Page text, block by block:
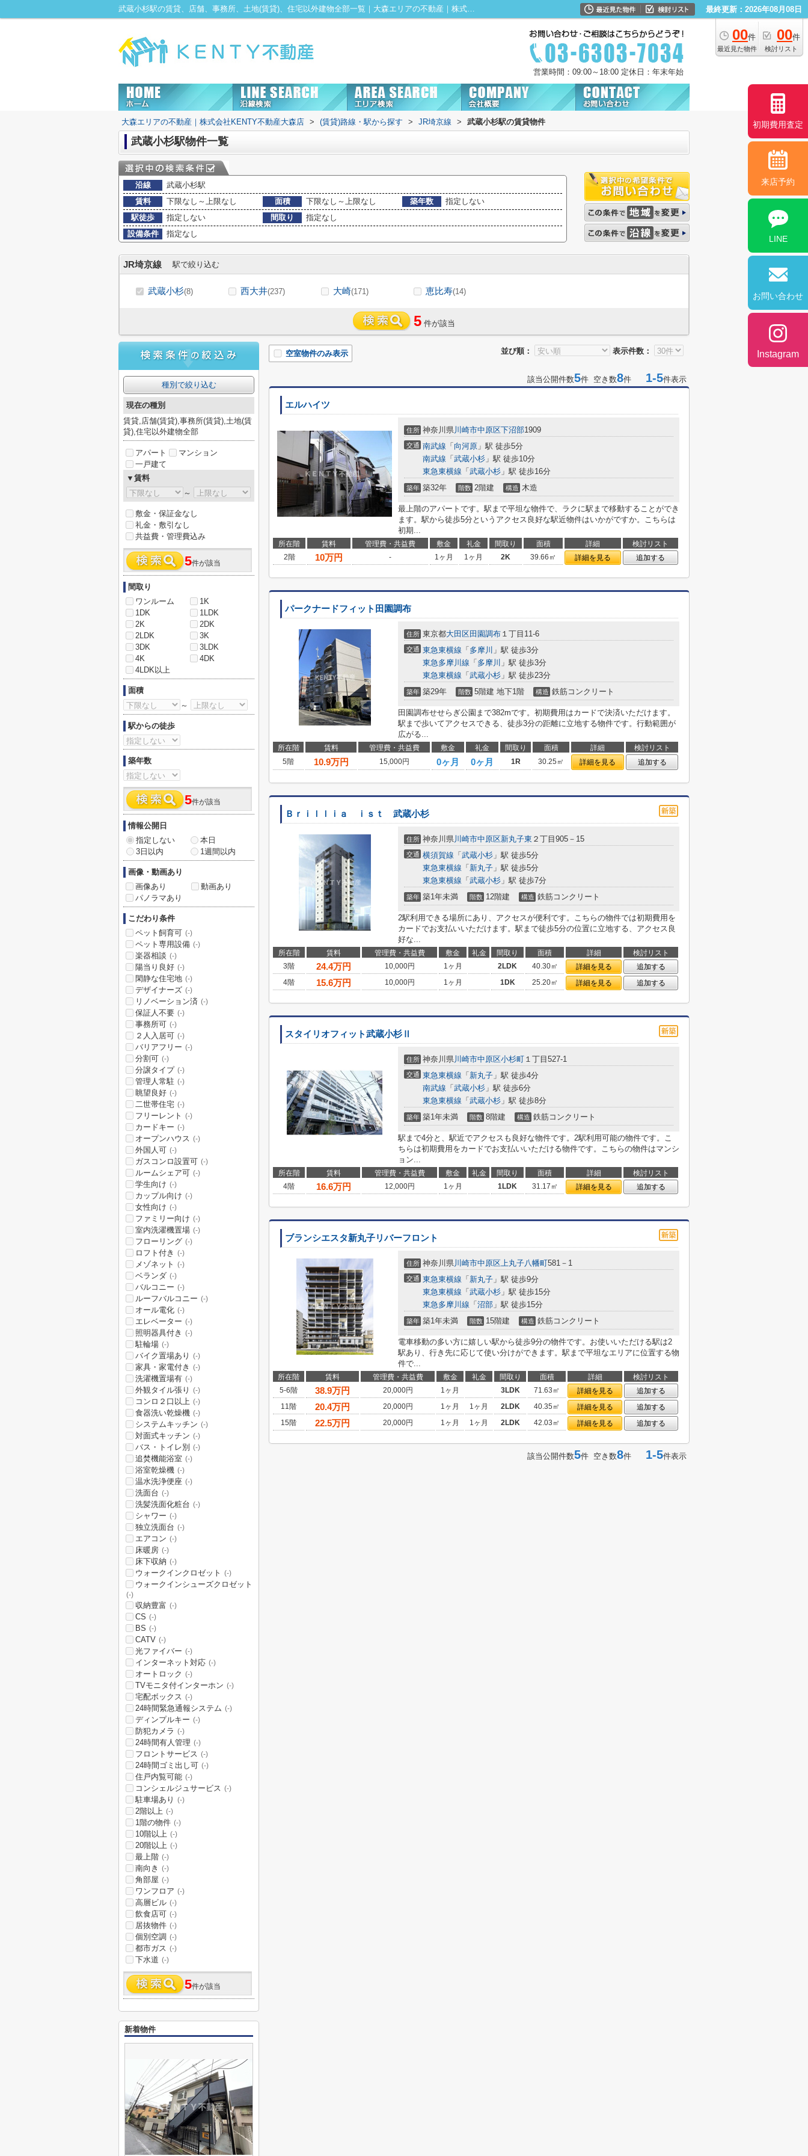
武蔵小杉駅の賃貸、店舗、事務所、土地(賃貸)、住宅以外建物全部一覧｜大森エリアの不動産｜株式会社KENTY不動産大森店にお任せ！ 最終更新：2026年08月08日
00件
最近見た物件
00件
検討リスト
営業時間：09:00～18:00 定休日：年末年始
大森エリアの不動産｜株式会社KENTY不動産大森店 > (賃貸)路線・駅から探す > JR埼京線 > 武蔵小杉駅の賃貸物件
武蔵小杉駅物件一覧
沿線
武蔵小杉駅
賃料
下限なし～上限なし 面積 下限なし～上限なし 築年数
指定しない
駅徒歩
指定しない 間取り
指定なし
設備条件
指定なし
JR埼京線 駅で絞り込む
武蔵小杉(8) 西大井(237) 大崎(171) 恵比寿(14)
5 件が該当
並び順： 表示件数：
空室物件のみ表示
該当公開件数5件 空き数8件 1-5件表示
エルハイツ
住所 神奈川県川崎市中原区下沼部1909
交通 南武線 「 向河原 」駅 徒歩5分
南武線 「 武蔵小杉 」駅 徒歩10分
東急東横線 「 武蔵小杉 」駅 徒歩16分
築年 築32年 階数 2階建 構造 木造
最上階のアパートです。駅まで平坦な物件で、ラクに駅まで移動することができ
ます。駅から徒歩5分というアクセス良好な駅近物件はいかがですか。こちらは
初期...
所在階 賃料 管理費・共益費 敷金 礼金 間取り 面積 詳細
検討リスト
2階
10万円 - 1ヶ月 1ヶ月 2K 39.66㎡ 詳細を見る 追加する
パークナードフィット田園調布
住所 東京都大田区田園調布 １丁目11-6
交通 東急東横線 「 多摩川 」駅 徒歩3分
東急多摩川線 「 多摩川 」駅 徒歩3分
東急東横線 「 武蔵小杉 」駅 徒歩23分
築年 築29年 階数 5階建 地下1階 構造 鉄筋コンクリート
田園調布せせらぎ公園まで382mです。初期費用はカードで決済いただけます。
駅まで歩いてアクセスできる、徒歩3分の距離に立地する物件です。行動範囲が
広がる...
所在階 賃料 管理費・共益費 敷金 礼金 間取り 面積 詳細
検討リスト
5階
10.9万円 15,000円 0ヶ月 0ヶ月 1R 30.25㎡ 詳細を見る 追加する
Ｂｒｉｌｌｉａ ｉｓｔ 武蔵小杉
住所 神奈川県川崎市中原区新丸子東 ２丁目905－15
交通 横須賀線 「 武蔵小杉 」駅 徒歩5分
東急東横線 「 新丸子 」駅 徒歩5分
東急東横線 「 武蔵小杉 」駅 徒歩7分
築年 築1年未満 階数 12階建 構造 鉄筋コンクリート
2駅利用できる場所にあり、アクセスが便利です。こちらの物件では初期費用を
カードでお支払いいただけます。駅まで徒歩5分の位置に立地する、アクセス良
好な...
所在階 賃料 管理費・共益費 敷金 礼金 間取り 面積 詳細
検討リスト
3階
24.4万円 10,000円 1ヶ月 2LDK 40.30㎡ 詳細を見る
追加する
4階
15.6万円 10,000円 1ヶ月 1DK 25.20㎡ 詳細を見る 追加する
スタイリオフィット武蔵小杉Ⅱ
住所 神奈川県川崎市中原区小杉町 １丁目527-1
交通 東急東横線 「 新丸子 」駅 徒歩4分
南武線 「 武蔵小杉 」駅 徒歩6分
東急東横線 「 武蔵小杉 」駅 徒歩8分
築年 築1年未満 階数 8階建 構造 鉄筋コンクリート
駅まで4分と、駅近でアクセスも良好な物件です。2駅利用可能の物件です。こ
ちらは初期費用をカードでお支払いいただける物件です。こちらの物件はマンシ
ョン...
所在階 賃料 管理費・共益費 敷金 礼金 間取り 面積 詳細
検討リスト
4階
16.6万円 12,000円 1ヶ月 1LDK 31.17㎡ 詳細を見る 追加する
ブランシエスタ新丸子リバーフロント
住所 神奈川県川崎市中原区上丸子八幡町581－1
交通 東急東横線 「 新丸子 」駅 徒歩9分
東急東横線 「 武蔵小杉 」駅 徒歩15分
東急多摩川線 「 沼部 」駅 徒歩15分
築年 築1年未満 階数 15階建 構造 鉄筋コンクリート
電車移動の多い方に嬉しい駅から徒歩9分の物件です。お使いいただける駅は2
駅あり、行き先に応じて使い分けができます。駅まで平坦なエリアに位置する物
件で...
所在階 賃料 管理費・共益費 敷金 礼金 間取り 面積 詳細
検討リスト
5-6階
38.9万円 20,000円 1ヶ月 3LDK 71.63㎡ 詳細を見る
追加する
11階
20.4万円 20,000円 1ヶ月 1ヶ月 2LDK 40.35㎡ 詳細を見る
追加する
15階
22.5万円 20,000円 1ヶ月 1ヶ月 2LDK 42.03㎡ 詳細を見る 追加する
該当公開件数5件 空き数8件 1-5件表示
種別で絞り込む
現在の種別
賃貸,店舗(賃貸),事務所(賃貸),土地(賃
貸),住宅以外建物全部
アパート
マンション
一戸建て
▼賃料
～
敷金・保証金なし
礼金・敷引なし
共益費・管理費込み
5件が該当
間取り
ワンルーム
1K
1DK
1LDK
2K
2DK
2LDK
3K
3DK
3LDK
4K
4DK
4LDK以上
面積
～
駅からの徒歩
築年数
5件が該当
情報公開日
指定しない
本日
3日以内
1週間以内
画像・動画あり
画像あり
動画あり
パノラマあり
こだわり条件
ペット飼育可 (-)
ペット専用設備 (-)
楽器相談 (-)
陽当り良好 (-)
閑静な住宅地 (-)
デザイナーズ (-)
リノベーション済 (-)
保証人不要 (-)
事務所可 (-)
２人入居可 (-)
バリアフリー (-)
分割可 (-)
分譲タイプ (-)
管理人常駐 (-)
眺望良好 (-)
二世帯住宅 (-)
フリーレント (-)
カードキー (-)
オープンハウス (-)
外国人可 (-)
ガスコンロ設置可 (-)
ルームシェア可 (-)
学生向け (-)
カップル向け (-)
女性向け (-)
ファミリー向け (-)
室内洗濯機置場 (-)
フローリング (-)
ロフト付き (-)
メゾネット (-)
ベランダ (-)
バルコニー (-)
ルーフバルコニー (-)
オール電化 (-)
エレベーター (-)
照明器具付き (-)
駐輪場 (-)
バイク置場あり (-)
家具・家電付き (-)
洗濯機置場有 (-)
外観タイル張り (-)
コンロ２口以上 (-)
食器洗い乾燥機 (-)
システムキッチン (-)
対面式キッチン (-)
バス・トイレ別 (-)
追焚機能浴室 (-)
浴室乾燥機 (-)
温水洗浄便座 (-)
洗面台 (-)
洗髪洗面化粧台 (-)
シャワー (-)
独立洗面台 (-)
エアコン (-)
床暖房 (-)
床下収納 (-)
ウォークインクロゼット (-)
ウォークインシューズクロゼット
(-)
収納豊富 (-)
CS (-)
BS (-)
CATV (-)
光ファイバー (-)
インターネット対応 (-)
オートロック (-)
TVモニタ付インターホン (-)
宅配ボックス (-)
24時間緊急通報システム (-)
ディンプルキー (-)
防犯カメラ (-)
24時間有人管理 (-)
フロントサービス (-)
24時間ゴミ出し可 (-)
住戸内覧可能 (-)
コンシェルジュサービス (-)
駐車場あり (-)
2階以上 (-)
1階の物件 (-)
10階以上 (-)
20階以上 (-)
最上階 (-)
南向き (-)
角部屋 (-)
ワンフロア (-)
高層ビル (-)
飲食店可 (-)
居抜物件 (-)
個別空調 (-)
都市ガス (-)
下水道 (-)
5件が該当
新着物件
初期費用査定
来店予約
LINE
お問い合わせ
Instagram